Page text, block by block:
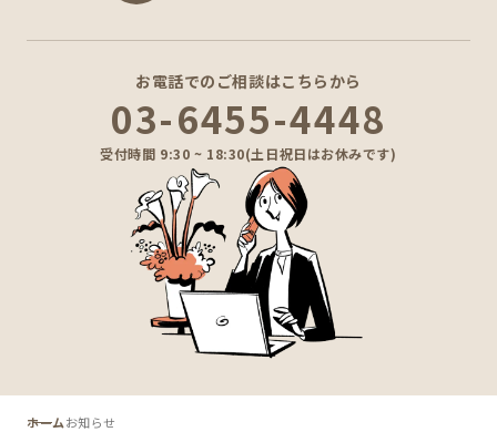
お電話でのご相談はこちらから
03-6455-4448
受付時間 9:30 ~ 18:30(土日祝日はお休みです)
ホームお知らせ